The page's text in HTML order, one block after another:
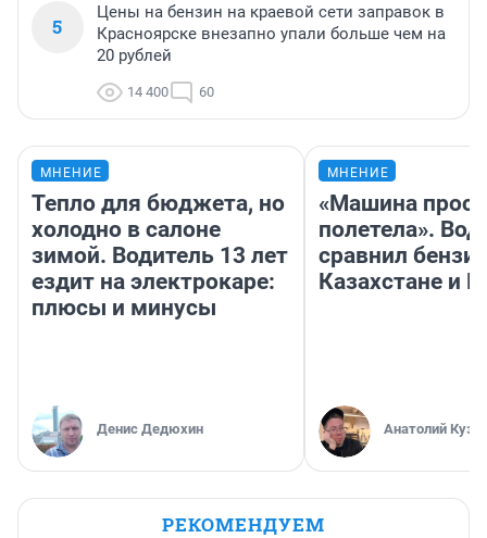
5
Цены на бензин на краевой сети заправок в
Красноярске внезапно упали больше чем на
20 рублей
14 400 60
МНЕНИЕ
Тепло для бюджета, но
холодно в салоне
зимой. Водитель 13 лет
ездит на электрокаре:
плюсы и минусы
Денис Дедюхин
МНЕНИЕ
«Машина
полетела».
сравнил
Казахстане и
Анатолий
РЕКОМЕНДУЕМ